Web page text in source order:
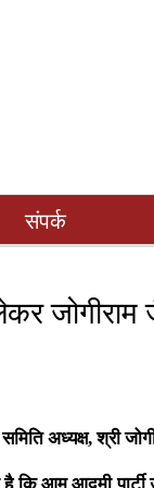
संपर्क
अध्यक्ष, श्री
आम आदमी पार्टी